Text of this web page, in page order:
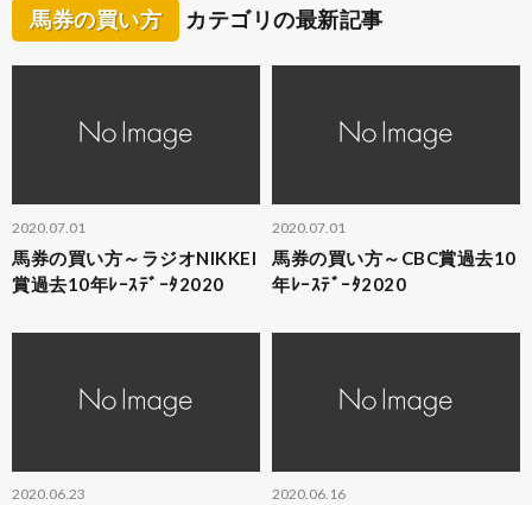
馬券の買い方 カテゴリの最新記事
2020.07.01
馬券の買い方～ラジオNIKKEI
賞過去10年ﾚｰｽﾃﾞｰﾀ2020
2020.07.01
馬券の買い方～CBC賞過去10
年ﾚｰｽﾃﾞｰﾀ2020
2020.06.23 2020.06.16